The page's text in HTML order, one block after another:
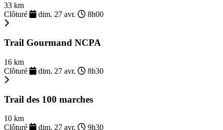
33 km
Clôturé
dim. 27 avr. 8h00
Trail Gourmand NCPA
16 km
Clôturé
dim. 27 avr. 8h30
Trail des 100 marches
10 km
Clôturé
dim. 27 avr. 9h30